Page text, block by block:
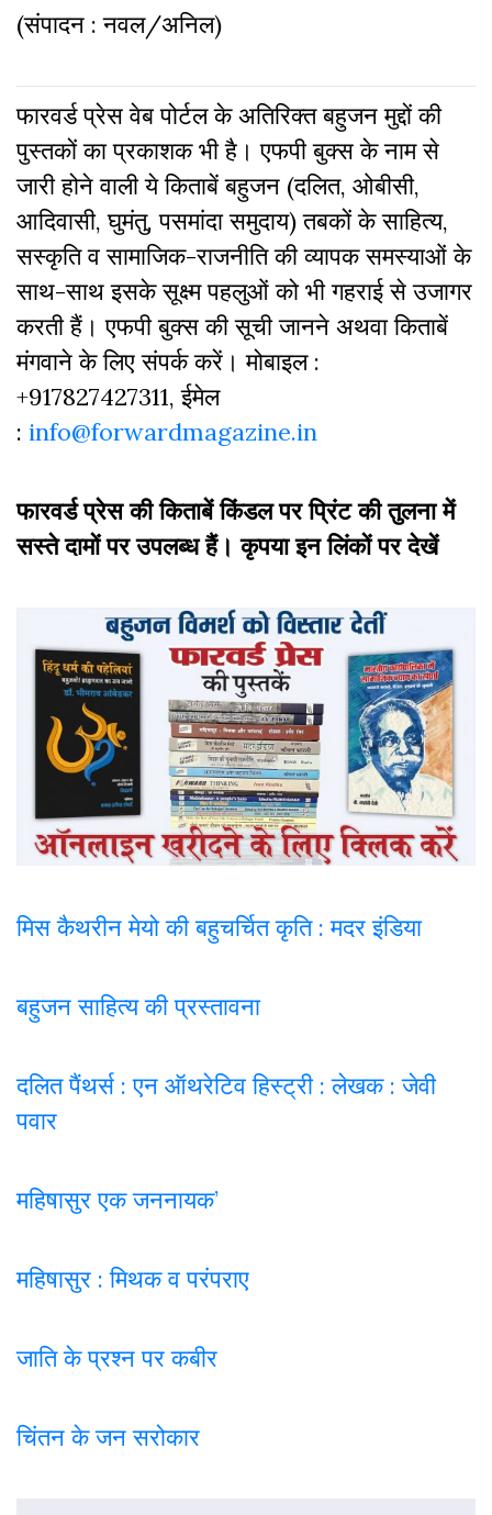
(संपादन : नवल/अनिल)
फारवर्ड प्रेस वेब पोर्टल के अतिरिक्‍त बहुजन मुद्दों की
पुस्‍तकों का प्रकाशक भी है। एफपी बुक्‍स के नाम से
जारी होने वाली ये किताबें बहुजन (दलित, ओबीसी,
आदिवासी, घुमंतु, पसमांदा समुदाय) तबकों के साहित्‍य,
सस्‍क‍ृति व सामाजिक-राजनीति की व्‍यापक समस्‍याओं के
साथ-साथ इसके सूक्ष्म पहलुओं को भी गहराई से उजागर
करती हैं। एफपी बुक्‍स की सूची जानने अथवा किताबें
मंगवाने के लिए संपर्क करें। मोबाइल :
+917827427311, ईमेल
: info@forwardmagazine.in
फारवर्ड प्रेस की किताबें किंडल पर प्रिंट की तुलना में
सस्ते दामों पर उपलब्ध हैं। कृपया इन लिंकों पर देखें
मिस कैथरीन मेयो की बहुचर्चित कृति : मदर इंडिया
बहुजन साहित्य की प्रस्तावना
दलित पैंथर्स : एन ऑथरेटिव हिस्ट्री : लेखक : जेवी
पवार
महिषासुर एक जननायक’
महिषासुर : मिथक व परंपराए
जाति के प्रश्न पर कबीर
चिंतन के जन सरोकार